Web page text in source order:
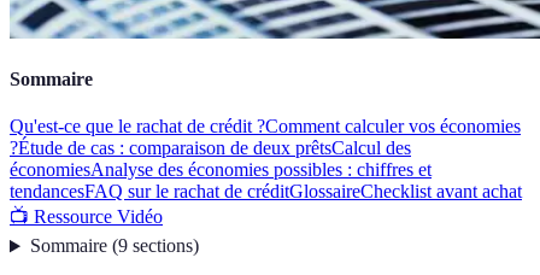
Sommaire
Qu'est-ce que le rachat de crédit ?Comment calculer vos économies
?Étude de cas : comparaison de deux prêtsCalcul des
économiesAnalyse des économies possibles : chiffres et
tendancesFAQ sur le rachat de créditGlossaireChecklist avant achat
📺 Ressource Vidéo
Sommaire(9 sections)